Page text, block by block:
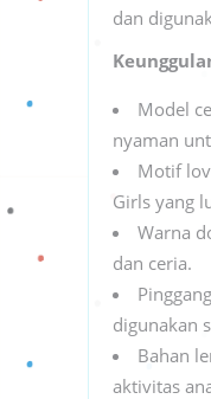
dan
Model
nyaman
Motif
Girls yang
Warna
dan ceria.
digunakan
Bahan
aktivitas